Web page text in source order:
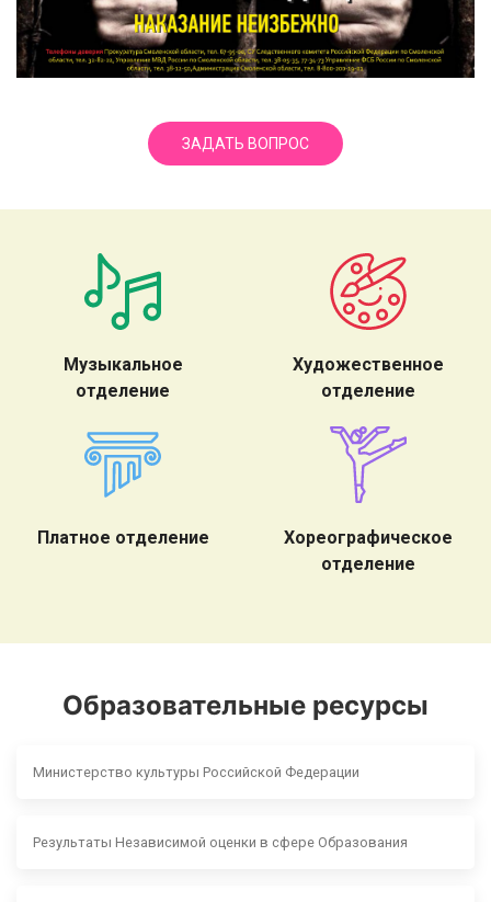
ЗАДАТЬ ВОПРОС
Музыкальное
отделение
Художественное
отделение
Платное отделение
Хореографическое
отделение
Образовательные ресурсы
Министерство культуры Российской Федерации
Результаты Независимой оценки в сфере Образования